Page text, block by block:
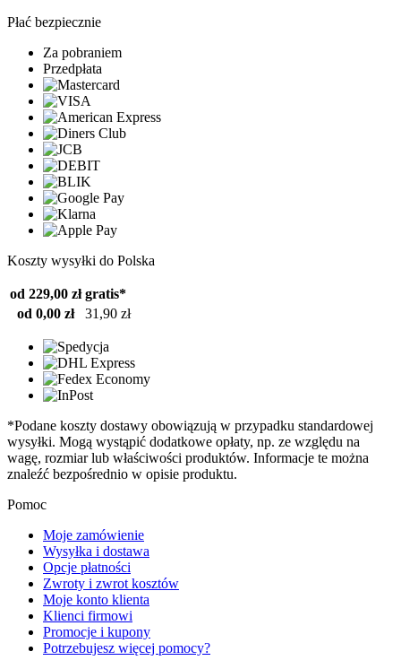
Płać bezpiecznie
Za pobraniem
Przedpłata
Koszty wysyłki do Polska
od 229,00 zł gratis*
od 0,00 zł
31,90 zł
*Podane koszty dostawy obowiązują w przypadku standardowej
wysyłki. Mogą wystąpić dodatkowe opłaty, np. ze względu na
wagę, rozmiar lub właściwości produktów. Informacje te można
znaleźć bezpośrednio w opisie produktu.
Pomoc
Moje zamówienie
Wysyłka i dostawa
Opcje płatności
Zwroty i zwrot kosztów
Moje konto klienta
Klienci firmowi
Promocje i kupony
Potrzebujesz więcej pomocy?